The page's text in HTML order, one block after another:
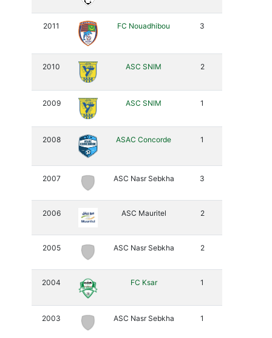
2011 FC Nouadhibou 3
2010 ASC SNIM 2
2009 ASC SNIM 1
2008 ASAC Concorde 1
2007 ASC Nasr Sebkha 3
2006 ASC Mauritel 2
2005 ASC Nasr Sebkha 2
2004 FC Ksar 1
2003 ASC Nasr Sebkha 1